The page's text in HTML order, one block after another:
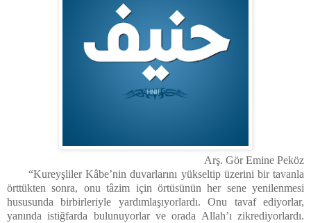
Arş. Gör Emine Peköz
“Kureyşliler Kâbe’nin duvarlarını yükseltip üzerini bir tavanla
örttükten sonra, onu tâzim için örtüsünün her sene yenilenmesi
hususunda birbirleriyle yardımlaşıyorlardı. Onu tavaf ediyorlar,
yanında istiğfarda bulunuyorlar ve orada Allah’ı zikrediyorlardı.